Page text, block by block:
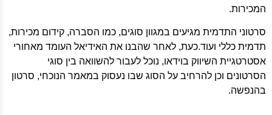
המכירות.
סרטוני התדמית מגיעים במגוון סוגים, כמו הסברה, קידום מכירות,
תדמית כללי ועוד.כעת, לאחר שהבנו את האידיאל העומד מאחורי
אסטרטגיית השיווק בוידאו, נוכל לעבור להשוואה בין סוגי
הסרטונים וכן להרחיב על הסוג שבו נעסוק במאמר הנוכחי, סרטון
בהנפשה.